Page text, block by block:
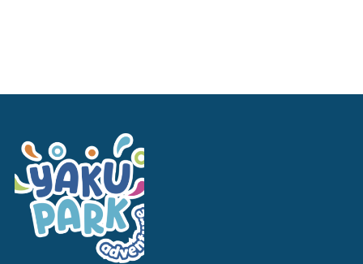
Navegación completa Yakupark